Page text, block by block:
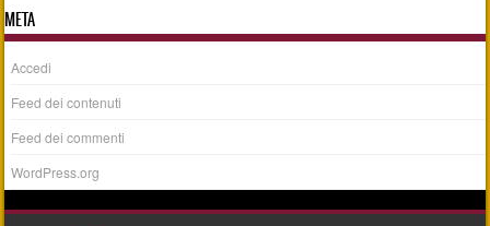
META
Accedi
Feed dei contenuti
Feed dei commenti
WordPress.org